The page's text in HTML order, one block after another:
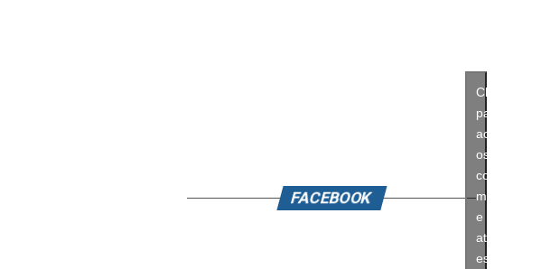
FACEBOOK
Clique
para
aceitar
os
cookies
marketing
e
ativar
este